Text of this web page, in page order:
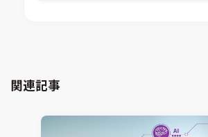
CAD連携・CAE業務支援
MBDプロセス構築コンサルティング
Virtual Environment
CONVERGE
関連記事